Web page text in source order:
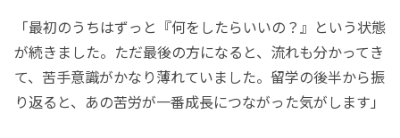
「最初のうちはずっと『何をしたらいいの？』という状態
が続きました。ただ最後の方になると、流れも分かってき
て、苦手意識がかなり薄れていました。留学の後半から振
り返ると、あの苦労が一番成長につながった気がします」